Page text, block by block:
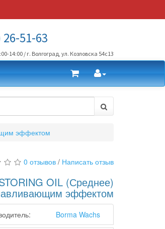
26-51-63
14:00 / г. Волгоград, ул. Козловска 54с13
эффектом
0 отзывов / Написать отзыв
OIL (Среднее)
эффектом
Borma Wachs